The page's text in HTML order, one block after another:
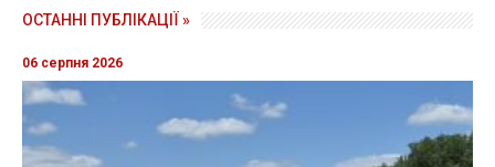
ОСТАННІ ПУБЛІКАЦІЇ »
06 серпня 2026